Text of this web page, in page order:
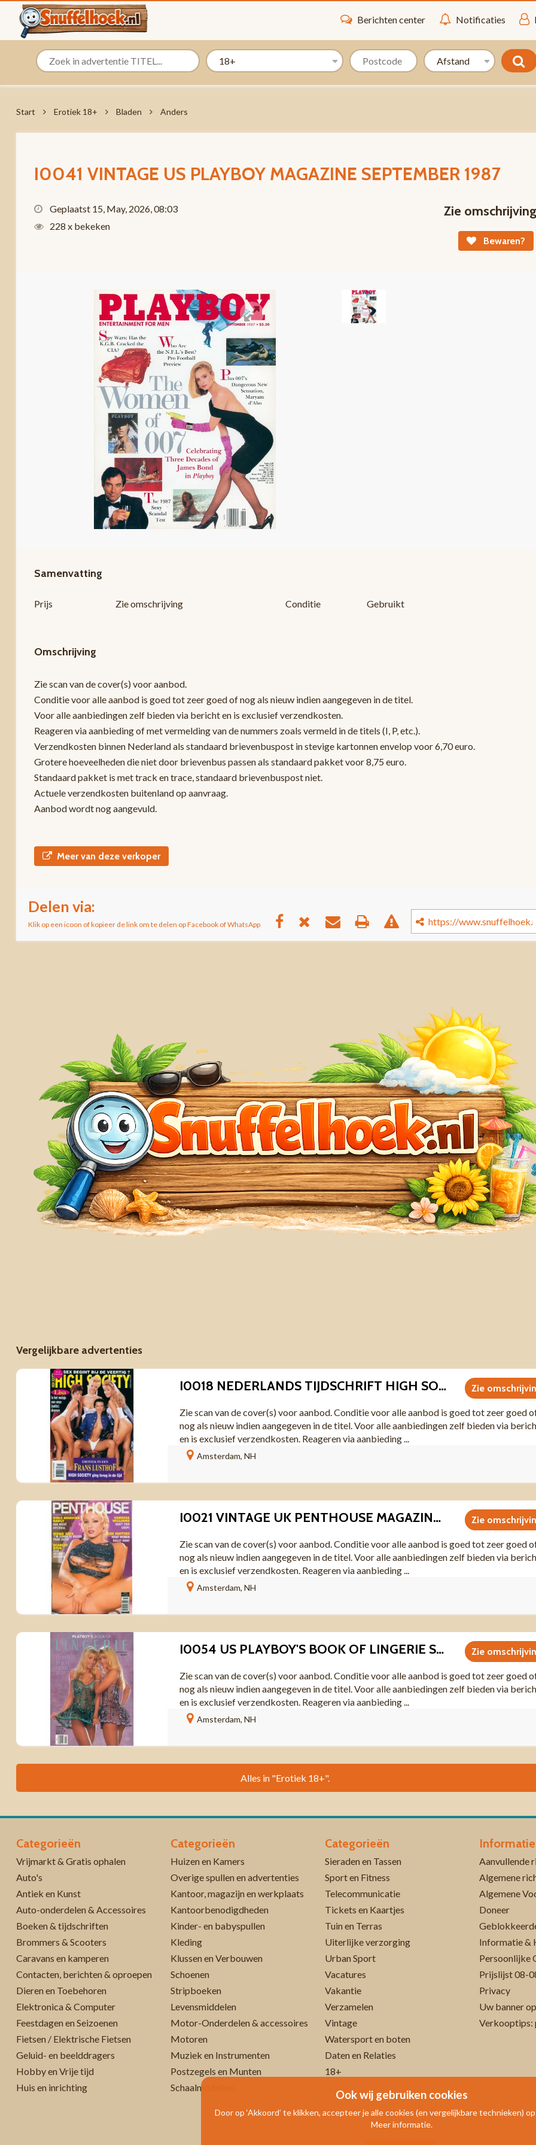
Berichten center Notificaties
Start Erotiek 18+ Bladen Anders
I0041 VINTAGE US PLAYBOY MAGAZINE SEPTEMBER 1987
Geplaatst 15, May, 2026, 08:03
228 x bekeken
Zie omschrijving
Bewaren?
Samenvatting
Prijs Zie omschrijving Conditie Gebruikt
Omschrijving
Zie scan van de cover(s) voor aanbod.
Conditie voor alle aanbod is goed tot zeer goed of nog als nieuw indien aangegeven in de titel.
Voor alle aanbiedingen zelf bieden via bericht en is exclusief verzendkosten.
Reageren via aanbieding of met vermelding van de nummers zoals vermeld in de titels (I, P, etc.).
Verzendkosten binnen Nederland als standaard brievenbuspost in stevige kartonnen envelop voor 6,70 euro.
Grotere hoeveelheden die niet door brievenbus passen als standaard pakket voor 8,75 euro.
Standaard pakket is met track en trace, standaard brievenbuspost niet.
Actuele verzendkosten buitenland op aanvraag.
Aanbod wordt nog aangevuld.
Meer van deze verkoper
Delen via:
Klik op een icoon of kopieer de link om te delen op Facebook of WhatsApp
Vergelijkbare advertenties
Zie
I0018 NEDERLANDS TIJDSCHRIFT HIGH SOCIETY NR 33 1993
Zie scan van de cover(s) voor aanbod. Conditie voor alle aanbod is goed tot zeer goed
nog als nieuw indien aangegeven in de titel. Voor alle aanbiedingen zelf bieden via
en is exclusief verzendkosten. Reageren via aanbieding ...
Amsterdam, NH
Zie
I0021 VINTAGE UK PENTHOUSE MAGAZINE VOL 1 NO 7
Zie scan van de cover(s) voor aanbod. Conditie voor alle aanbod is goed tot zeer goed
nog als nieuw indien aangegeven in de titel. Voor alle aanbiedingen zelf bieden via
en is exclusief verzendkosten. Reageren via aanbieding ...
Amsterdam, NH
Zie
I0054 US PLAYBOY'S BOOK OF LINGERIE SPECIAL JANUARY/FEBRUARY 1993
Zie scan van de cover(s) voor aanbod. Conditie voor alle aanbod is goed tot zeer goed
nog als nieuw indien aangegeven in de titel. Voor alle aanbiedingen zelf bieden via
en is exclusief verzendkosten. Reageren via aanbieding ...
Amsterdam, NH
Alles in "Erotiek 18+".
Categorieën
Vrijmarkt & Gratis ophalen
Auto's
Antiek en Kunst
Auto-onderdelen & Accessoires
Boeken & tijdschriften
Brommers & Scooters
Caravans en kamperen
Contacten, berichten & oproepen
Dieren en Toebehoren
Elektronica & Computer
Feestdagen en Seizoenen
Fietsen / Elektrische Fietsen
Geluid- en beelddragers
Hobby en Vrije tijd
Huis en inrichting
Categorieën
Huizen en Kamers
Overige spullen en advertenties
Kantoor, magazijn en werkplaats
Kantoorbenodigdheden
Kinder- en babyspullen
Kleding
Klussen en Verbouwen
Schoenen
Stripboeken
Levensmiddelen
Motor-Onderdelen & accessoires
Motoren
Muziek en Instrumenten
Postzegels en Munten
Schaalmodellen
Categorieën
Sieraden en Tassen
Sport en Fitness
Telecommunicatie
Tickets en Kaartjes
Tuin en Terras
Uiterlijke verzorging
Urban Sport
Vacatures
Vakantie
Verzamelen
Vintage
Watersport en boten
Daten en Relaties
18+
Informatie
Algemene
Algemene
Doneer
Informatie &
Persoonlijke
Prijslijst 08-
Privacy
Uw banner
Verkooptips:
Ook wij gebruiken cookies
Door op ‘Akkoord’ te klikken, accepteer je alle cookies (en vergelijkbare technieken)
Meer informatie.